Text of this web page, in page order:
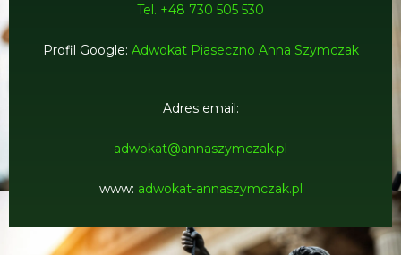
Tel. +48 730 505 530
Profil Google: Adwokat Piaseczno Anna Szymczak
Adres email:
adwokat@annaszymczak.pl
www: adwokat-annaszymczak.pl